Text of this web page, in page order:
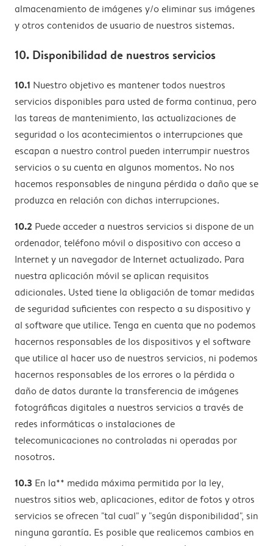
almacenamiento de imágenes y/o eliminar sus imágenes
y otros contenidos de usuario de nuestros sistemas.
10. Disponibilidad de nuestros servicios
10.1 Nuestro objetivo es mantener todos nuestros
servicios disponibles para usted de forma continua, pero
las tareas de mantenimiento, las actualizaciones de
seguridad o los acontecimientos o interrupciones que
escapan a nuestro control pueden interrumpir nuestros
servicios o su cuenta en algunos momentos. No nos
hacemos responsables de ninguna pérdida o daño que se
produzca en relación con dichas interrupciones.
10.2 Puede acceder a nuestros servicios si dispone de un
ordenador, teléfono móvil o dispositivo con acceso a
Internet y un navegador de Internet actualizado. Para
nuestra aplicación móvil se aplican requisitos
adicionales. Usted tiene la obligación de tomar medidas
de seguridad suficientes con respecto a su dispositivo y
al software que utilice. Tenga en cuenta que no podemos
hacernos responsables de los dispositivos y el software
que utilice al hacer uso de nuestros servicios, ni podemos
hacernos responsables de los errores o la pérdida o
daño de datos durante la transferencia de imágenes
fotográficas digitales a nuestros servicios a través de
redes informáticas o instalaciones de
telecomunicaciones no controladas ni operadas por
nosotros.
10.3 En la** medida máxima permitida por la ley,
nuestros sitios web, aplicaciones, editor de fotos y otros
servicios se ofrecen "tal cual" y "según disponibilidad", sin
ninguna garantía. Es posible que realicemos cambios en